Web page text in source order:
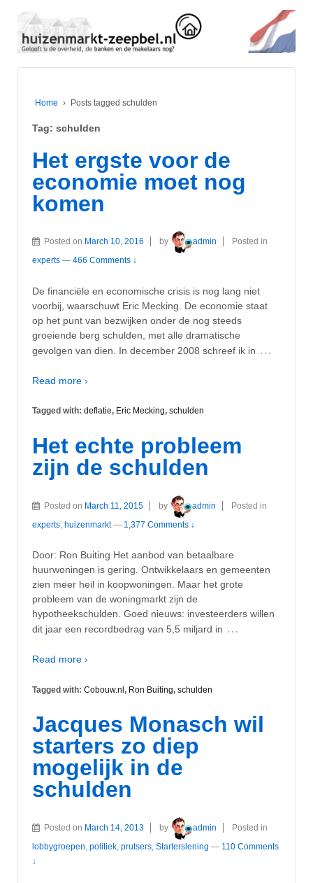
Home › Posts tagged schulden
Tag: schulden
Het ergste voor de
economie moet nog
komen
Posted on March 10, 2016 by admin
Posted in
experts — 466 Comments ↓
De financiële en economische crisis is nog lang niet
voorbij, waarschuwt Eric Mecking. De economie staat
op het punt van bezwijken onder de nog steeds
groeiende berg schulden, met alle dramatische
gevolgen van dien. In december 2008 schreef ik in …
Read more ›
Tagged with: deflatie, Eric Mecking, schulden
Het echte probleem
zijn de schulden
Posted on March 11, 2015 by admin
Posted in
experts huizenmarkt — 1,377 Comments ↓
Door: Ron Buiting Het aanbod van betaalbare
huurwoningen is gering. Ontwikkelaars en gemeenten
zien meer heil in koopwoningen. Maar het grote
probleem van de woningmarkt zijn de
hypotheekschulden. Goed nieuws: investeerders willen
dit jaar een recordbedrag van 5,5 miljard in …
Read more ›
Tagged with: Cobouw.nl, Ron Buiting, schulden
Jacques Monasch wil
starters zo diep
mogelijk in de
schulden
Posted on March 14, 2013 by admin
Posted in
lobbygroepen, politiek, prutsers, Starterslening — 110 Comments
↓